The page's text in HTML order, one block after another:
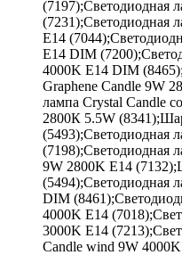
(7197);Светодиодная
(7231);Светодиодная
E14
E14 DIM
4000K E14 DIM
Graphene Candle 9W
лампа Crystal Candle
2800К 5.5W
(5493);Светодиодная
(7198);Светодиодная
9W 2800K E14
(5494);Светодиодная
DIM
4000K E14
3000K E14
Candle wind 9W